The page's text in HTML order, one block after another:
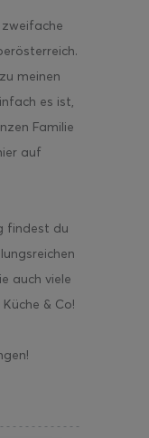
meinen
es ist,
Familie
auf
findest du
auch viele
& Co!